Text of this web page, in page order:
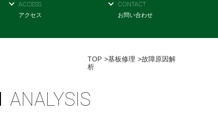
お問い合わせ
ACCESS
アクセス
CONTACT
お問い合わせ
TOP 基板修理
故障原因解
析
ANALYSIS